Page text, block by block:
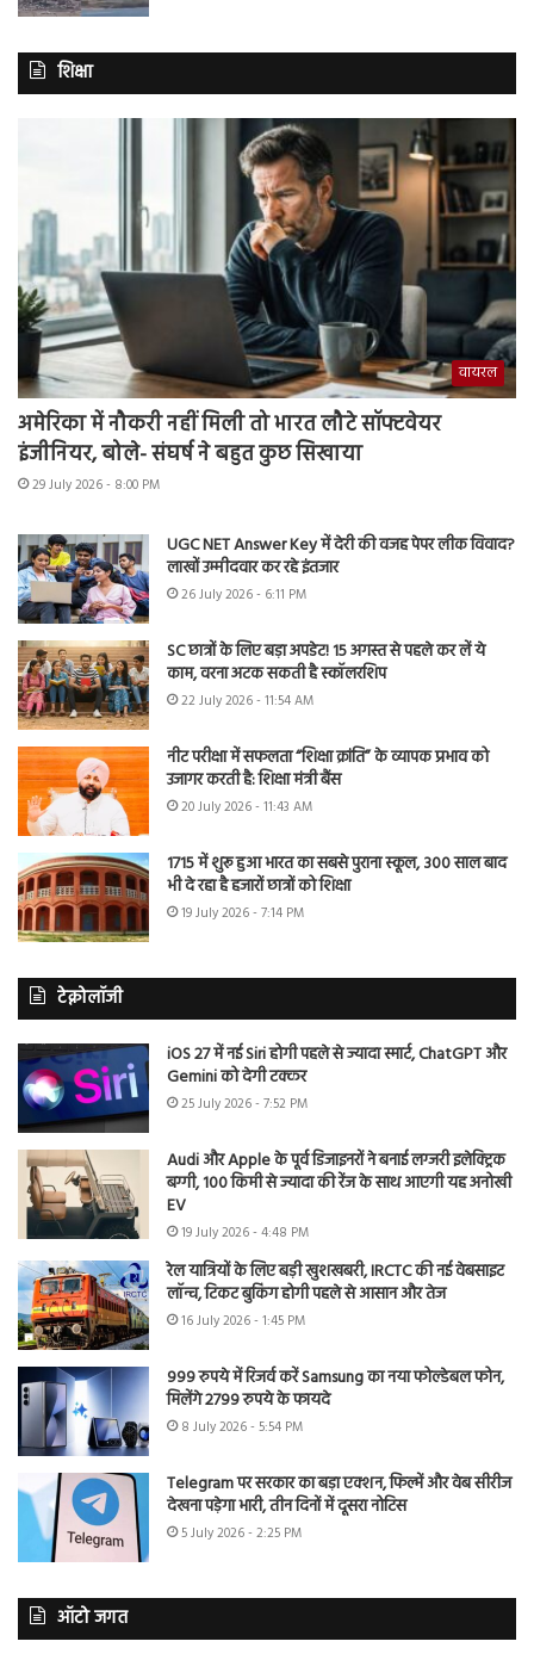
शिक्षा
वायरल
अमेरिका में नौकरी नहीं मिली तो भारत लौटे सॉफ्टवेयर
इंजीनियर, बोले- संघर्ष ने बहुत कुछ सिखाया
29 July 2026 - 8:00 PM
UGC NET Answer Key में देरी की वजह पेपर लीक विवाद?
लाखों उम्मीदवार कर रहे इंतजार
26 July 2026 - 6:11 PM
SC छात्रों के लिए बड़ा अपडेट! 15 अगस्त से पहले कर लें ये
काम, वरना अटक सकती है स्कॉलरशिप
22 July 2026 - 11:54 AM
नीट परीक्षा में सफलता “शिक्षा क्रांति” के व्यापक प्रभाव को
उजागर करती है: शिक्षा मंत्री बैंस
20 July 2026 - 11:43 AM
1715 में शुरू हुआ भारत का सबसे पुराना स्कूल, 300 साल बाद
भी दे रहा है हजारों छात्रों को शिक्षा
19 July 2026 - 7:14 PM
टेक्नोलॉजी
iOS 27 में नई Siri होगी पहले से ज्यादा स्मार्ट, ChatGPT और
Gemini को देगी टक्कर
25 July 2026 - 7:52 PM
Audi और Apple के पूर्व डिजाइनरों ने बनाई लग्जरी इलेक्ट्रिक
बग्गी, 100 किमी से ज्यादा की रेंज के साथ आएगी यह अनोखी
EV
19 July 2026 - 4:48 PM
रेल यात्रियों के लिए बड़ी खुशखबरी, IRCTC की नई वेबसाइट
लॉन्च, टिकट बुकिंग होगी पहले से आसान और तेज
16 July 2026 - 1:45 PM
999 रुपये में रिजर्व करें Samsung का नया फोल्डेबल फोन,
मिलेंगे 2799 रुपये के फायदे
8 July 2026 - 5:54 PM
Telegram पर सरकार का बड़ा एक्शन, फिल्में और वेब सीरीज
देखना पड़ेगा भारी, तीन दिनों में दूसरा नोटिस
5 July 2026 - 2:25 PM
ऑटो जगत